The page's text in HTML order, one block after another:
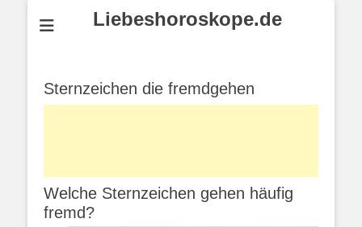
Liebeshoroskope.de
Sternzeichen die fremdgehen
Welche Sternzeichen gehen häufig
fremd?